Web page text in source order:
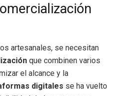
artesanales, se necesitan
que combinen varios
el alcance y la
digitales se ha vuelto